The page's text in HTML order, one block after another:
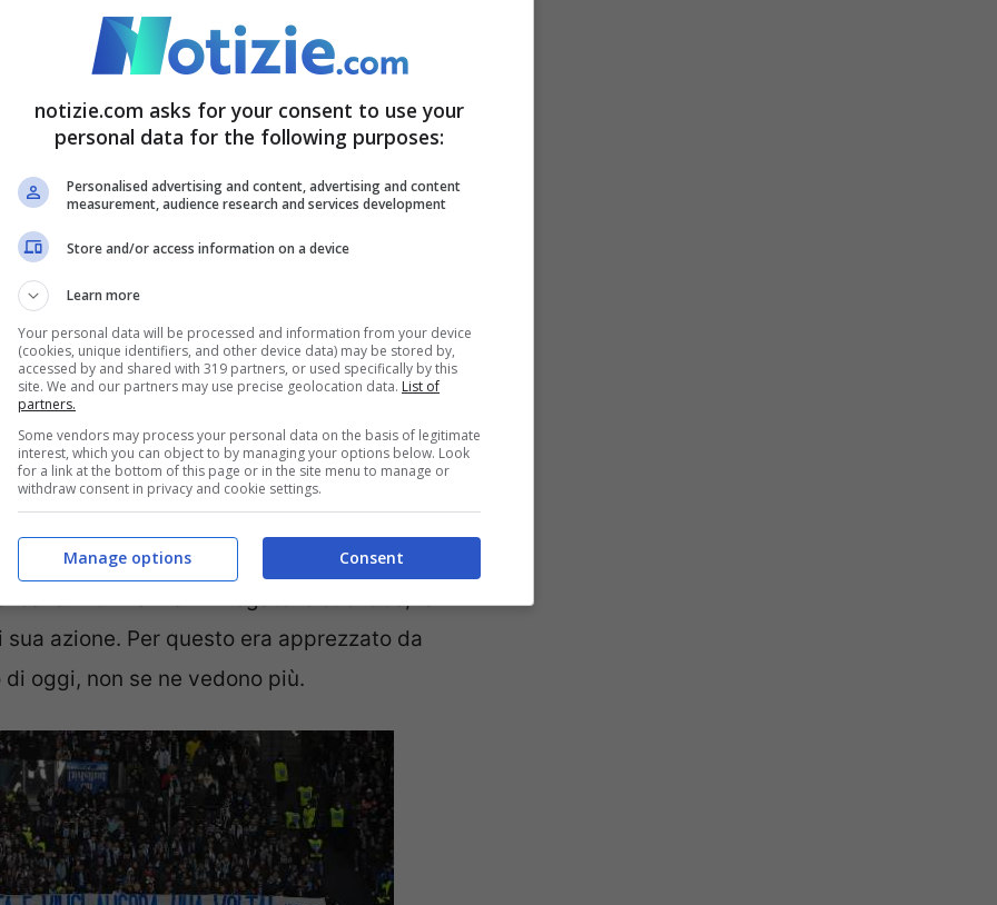
Lo stop dal calcio, la terapia, le apparizioni
poi la sua ricaduta. Momenti che tutti
che ci hannofatto amare Mihajloviccome
conoscerlo, di conoscere i figli, scoprendo
con quell’attesa prima di tirare che
un suo gol.“E se tira Sinisa è gol”,
e vincere tutto con la Lazio, un dispiacere
avrebbe voluto sedersiad ogni costo e
Lazio è sempre stato un sogno per Sinisa
club biancoceleste.
da tutti
Non ha mai rinnegato le sue idee, le
azione. Per questo era apprezzato da
oggi, non se ne vedono più.
notizie.com asks for your consent to use your
personal data for the following purposes:
Personalised advertising and content, advertising and content
measurement, audience research and services development
Store and/or access information on a device
Learn more
Your personal data will be processed and information from your device
(cookies, unique identifiers, and other device data) may be stored by,
accessed by and shared with 319 partners, or used specifically by this
site. We and our partners may use precise geolocation data. List of
partners.
Some vendors may process your personal data on the basis of legitimate
interest, which you can object to by managing your options below. Look
for a link at the bottom of this page or in the site menu to manage or
withdraw consent in privacy and cookie settings.
Consent
Manage options